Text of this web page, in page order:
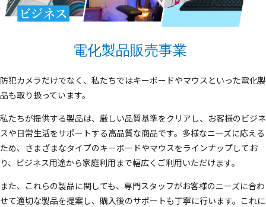
電化製品販売事業
防犯カメラだけでなく、私たちではキーボードやマウスといった電化製
品も取り扱っています。
私たちが提供する製品は、厳しい品質基準をクリアし、お客様のビジネ
スや日常生活をサポートする高品質な商品です。多様なニーズに応える
ため、さまざまなタイプのキーボードやマウスをラインナップしてお
り、ビジネス用途から家庭利用まで幅広くご利用いただけます。
また、これらの製品に関しても、専門スタッフがお客様のニーズに合わ
せて適切な製品を提案し、購入後のサポートも丁寧に行います。これに